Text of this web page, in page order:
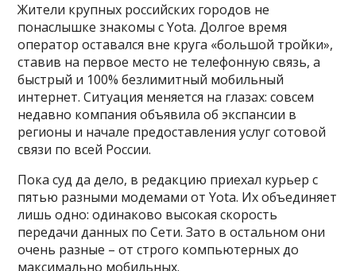
Жители крупных российских городов не
понаслышке знакомы с Yota. Долгое время
оператор оставался вне круга «большой тройки»,
ставив на первое место не телефонную связь, а
быстрый и 100% безлимитный мобильный
интернет. Ситуация меняется на глазах: совсем
недавно компания объявила об экспансии в
регионы и начале предоставления услуг сотовой
связи по всей России.
Пока суд да дело, в редакцию приехал курьер с
пятью разными модемами от Yota. Их объединяет
лишь одно: одинаково высокая скорость
передачи данных по Сети. Зато в остальном они
очень разные – от строго компьютерных до
максимально мобильных.